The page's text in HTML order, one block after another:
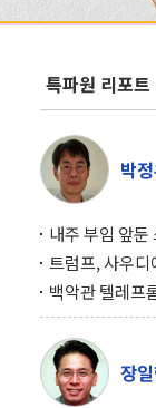
특파원 리포트
박
내주 부임 앞둔
행사서 "한미
트럼프, 사우디
구…원자력 협
위기
백악관 텔레프
설 미리 보고
겨
장